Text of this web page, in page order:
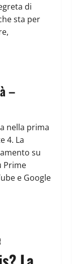
di
sta per
–
nella prima
4. La
su
Prime
e Google